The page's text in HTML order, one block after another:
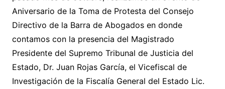
Aniversario de la Toma de Protesta del Consejo
Directivo de la Barra de Abogados en donde
contamos con la presencia del Magistrado
Presidente del Supremo Tribunal de Justicia del
Estado, Dr. Juan Rojas García, el Vicefiscal de
Investigación de la Fiscalía General del Estado Lic.